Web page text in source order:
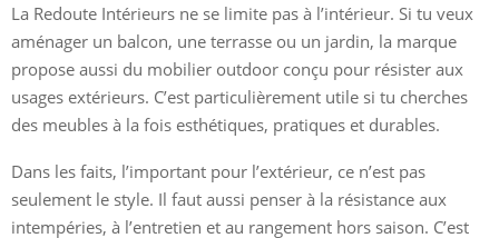
La Redoute Intérieurs ne se limite pas à l’intérieur. Si tu veux
aménager un balcon, une terrasse ou un jardin, la marque
propose aussi du mobilier outdoor conçu pour résister aux
usages extérieurs. C’est particulièrement utile si tu cherches
des meubles à la fois esthétiques, pratiques et durables.
Dans les faits, l’important pour l’extérieur, ce n’est pas
seulement le style. Il faut aussi penser à la résistance aux
intempéries, à l’entretien et au rangement hors saison. C’est